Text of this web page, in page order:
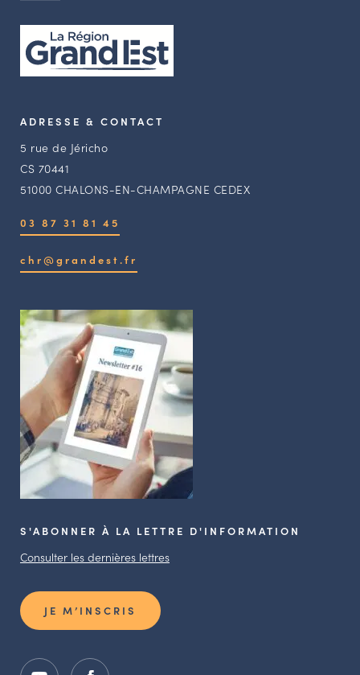
ADRESSE & CONTACT
5 rue de Jéricho
CS 70441
51000 CHALONS-EN-CHAMPAGNE CEDEX
03 87 31 81 45
chr@grandest.fr
S'ABONNER À LA LETTRE D'INFORMATION
Consulter les dernières lettres
JE M’INSCRIS